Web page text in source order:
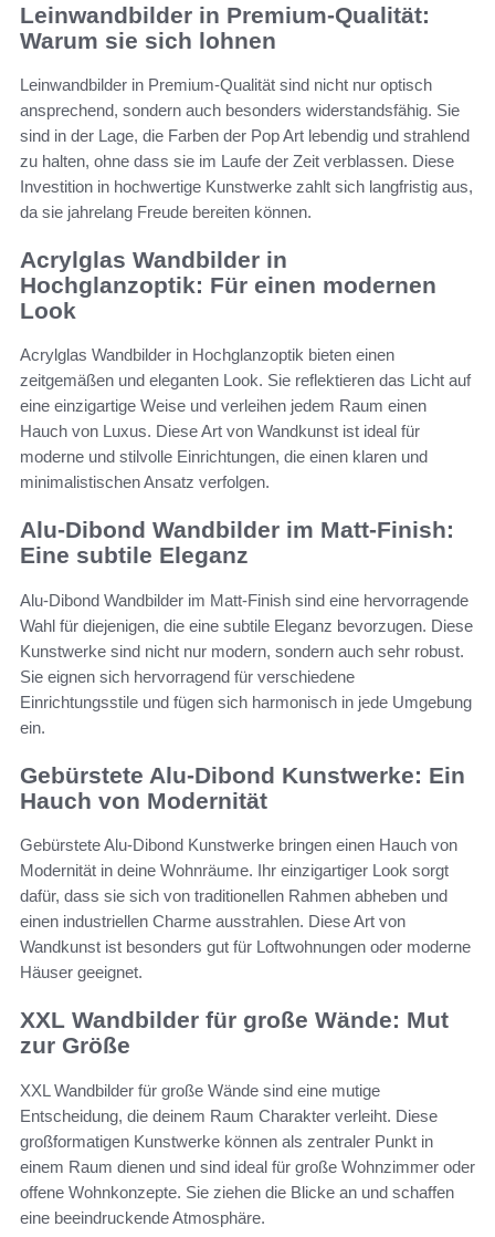
Leinwandbilder in Premium-Qualität:
Warum sie sich lohnen
Leinwandbilder in Premium-Qualität sind nicht nur optisch
ansprechend, sondern auch besonders widerstandsfähig. Sie
sind in der Lage, die Farben der Pop Art lebendig und strahlend
zu halten, ohne dass sie im Laufe der Zeit verblassen. Diese
Investition in hochwertige Kunstwerke zahlt sich langfristig aus,
da sie jahrelang Freude bereiten können.
Acrylglas Wandbilder in
Hochglanzoptik: Für einen modernen
Look
Acrylglas Wandbilder in Hochglanzoptik bieten einen
zeitgemäßen und eleganten Look. Sie reflektieren das Licht auf
eine einzigartige Weise und verleihen jedem Raum einen
Hauch von Luxus. Diese Art von Wandkunst ist ideal für
moderne und stilvolle Einrichtungen, die einen klaren und
minimalistischen Ansatz verfolgen.
Alu-Dibond Wandbilder im Matt-Finish:
Eine subtile Eleganz
Alu-Dibond Wandbilder im Matt-Finish sind eine hervorragende
Wahl für diejenigen, die eine subtile Eleganz bevorzugen. Diese
Kunstwerke sind nicht nur modern, sondern auch sehr robust.
Sie eignen sich hervorragend für verschiedene
Einrichtungsstile und fügen sich harmonisch in jede Umgebung
ein.
Gebürstete Alu-Dibond Kunstwerke: Ein
Hauch von Modernität
Gebürstete Alu-Dibond Kunstwerke bringen einen Hauch von
Modernität in deine Wohnräume. Ihr einzigartiger Look sorgt
dafür, dass sie sich von traditionellen Rahmen abheben und
einen industriellen Charme ausstrahlen. Diese Art von
Wandkunst ist besonders gut für Loftwohnungen oder moderne
Häuser geeignet.
XXL Wandbilder für große Wände: Mut
zur Größe
XXL Wandbilder für große Wände sind eine mutige
Entscheidung, die deinem Raum Charakter verleiht. Diese
großformatigen Kunstwerke können als zentraler Punkt in
einem Raum dienen und sind ideal für große Wohnzimmer oder
offene Wohnkonzepte. Sie ziehen die Blicke an und schaffen
eine beeindruckende Atmosphäre.